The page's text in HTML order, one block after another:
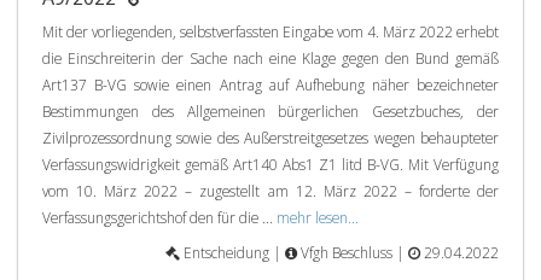
Mit der vorliegenden, selbstverfassten Eingabe vom 4. März 2022 erhebt
die Einschreiterin der Sache nach eine Klage gegen den Bund gemäß
Art137 B-VG sowie einen Antrag auf Aufhebung näher bezeichneter
Bestimmungen des Allgemeinen bürgerlichen Gesetzbuches, der
Zivilprozessordnung sowie des Außerstreitgesetzes wegen behaupteter
Verfassungswidrigkeit gemäß Art140 Abs1 Z1 litd B-VG. Mit Verfügung
vom 10. März 2022 – zugestellt am 12. März 2022 – forderte der
Verfassungsgerichtshof den für die ... mehr lesen...
Entscheidung |
Vfgh Beschluss | 29.04.2022